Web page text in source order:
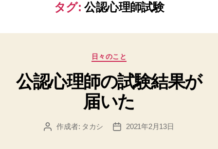
タグ: 公認心理師試験
日々のこと
公認心理師の試験結果が
届いた
作成者: タカシ 2021年2月13日